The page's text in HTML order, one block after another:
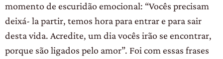
momento de escuridão emocional: “Vocês precisam
deixá- la partir, temos hora para entrar e para sair
desta vida. Acredite, um dia vocês irão se encontrar,
porque são ligados pelo amor”. Foi com essas frases